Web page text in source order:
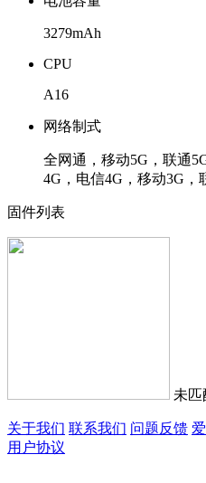
3279mAh
CPU
A16
网络制式
全网通，移动5G，联通
4G，电信4G，移动3G，
固件列表
未匹
关于我们 联系我们 问题反馈
用户协议